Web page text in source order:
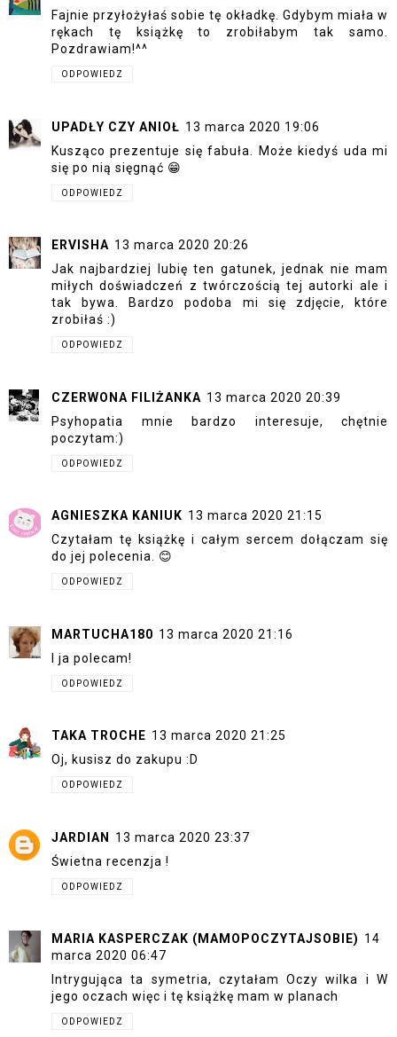
Fajnie przyłożyłaś sobie tę okładkę. Gdybym miała w
rękach tę książkę to zrobiłabym tak samo.
Pozdrawiam!^^
ODPOWIEDZ
UPADŁY CZY ANIOŁ 13 marca 2020 19:06
Kusząco prezentuje się fabuła. Może kiedyś uda mi
się po nią sięgnąć 😁
ODPOWIEDZ
ERVISHA 13 marca 2020 20:26
Jak najbardziej lubię ten gatunek, jednak nie mam
miłych doświadczeń z twórczością tej autorki ale i
tak bywa. Bardzo podoba mi się zdjęcie, które
zrobiłaś :)
ODPOWIEDZ
CZERWONA FILIŻANKA 13 marca 2020 20:39
Psyhopatia mnie bardzo interesuje, chętnie
poczytam:)
ODPOWIEDZ
AGNIESZKA KANIUK 13 marca 2020 21:15
Czytałam tę książkę i całym sercem dołączam się
do jej polecenia. 😊
ODPOWIEDZ
MARTUCHA180 13 marca 2020 21:16
I ja polecam!
ODPOWIEDZ
TAKA TROCHE 13 marca 2020 21:25
Oj, kusisz do zakupu :D
ODPOWIEDZ
JARDIAN
13 marca 2020 23:37
Świetna recenzja !
ODPOWIEDZ
MARIA KASPERCZAK (MAMOPOCZYTAJSOBIE) 14
marca 2020 06:47
Intrygująca ta symetria, czytałam Oczy wilka i W
jego oczach więc i tę książkę mam w planach
ODPOWIEDZ